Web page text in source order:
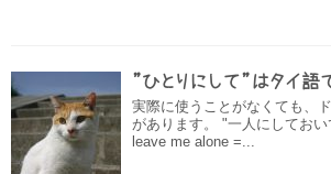
”ひとりにして”はタイ語
実際に使うことがなくても、
があります。 "一人にしておい
leave me alone =...